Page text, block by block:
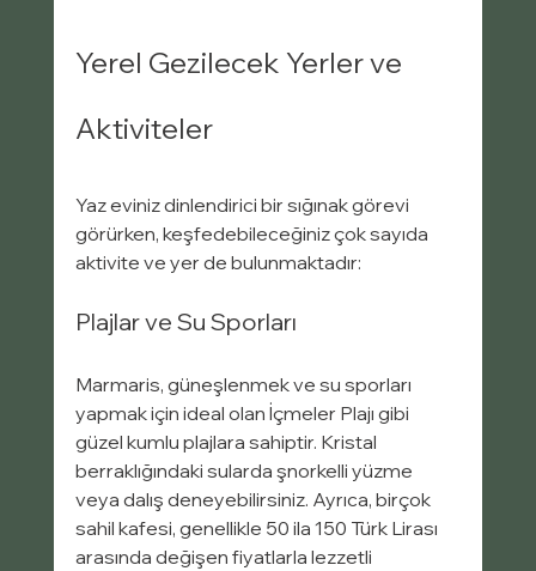
Yerel Gezilecek Yerler ve
Aktiviteler
Yaz eviniz dinlendirici bir sığınak görevi
görürken, keşfedebileceğiniz çok sayıda
aktivite ve yer de bulunmaktadır:
Plajlar ve Su Sporları
Marmaris, güneşlenmek ve su sporları
yapmak için ideal olan İçmeler Plajı gibi
güzel kumlu plajlara sahiptir. Kristal
berraklığındaki sularda şnorkelli yüzme
veya dalış deneyebilirsiniz. Ayrıca, birçok
sahil kafesi, genellikle 50 ila 150 Türk Lirası
arasında değişen fiyatlarla lezzetli